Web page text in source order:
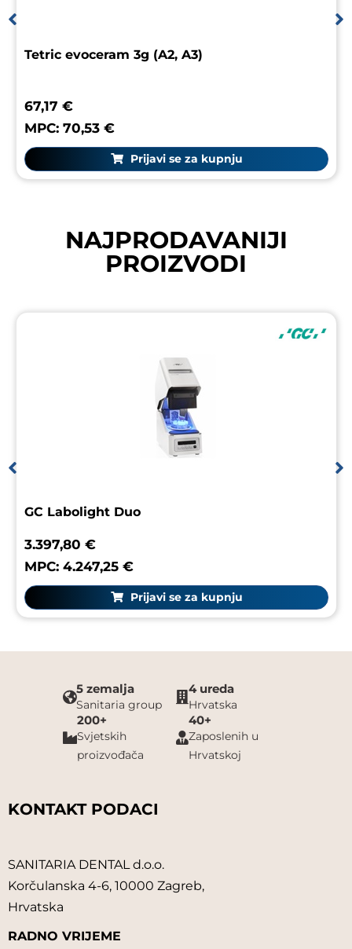
Tetric evoceram 3g (A2, A3)
67,17 €
MPC: 70,53 €
Prijavi se za kupnju
NAJPRODAVANIJI
PROIZVODI
GC Labolight Duo
3.397,80 €
MPC: 4.247,25 €
Prijavi se za kupnju
5 zemalja
Sanitaria group
4 ureda
Hrvatska
200+
Svjetskih
proizvođača
40+
Zaposlenih u
Hrvatskoj
KONTAKT PODACI
SANITARIA DENTAL d.o.o.
Korčulanska 4-6, 10000 Zagreb,
Hrvatska
RADNO VRIJEME